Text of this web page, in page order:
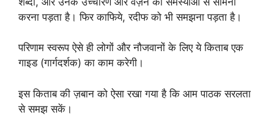
करना पड़ता है। फिर काफिये, रदीफ को भी समझना पड़ता है।
परिणाम स्वरूप ऐसे ही लोगों और नौजवानों के लिए ये किताब एक
गाइड (गार्गदर्शक) का काम करेगी।
इस किताब की ज़बान को ऐसा रखा गया है कि आम पाठक सरलता
से समझ सकें।